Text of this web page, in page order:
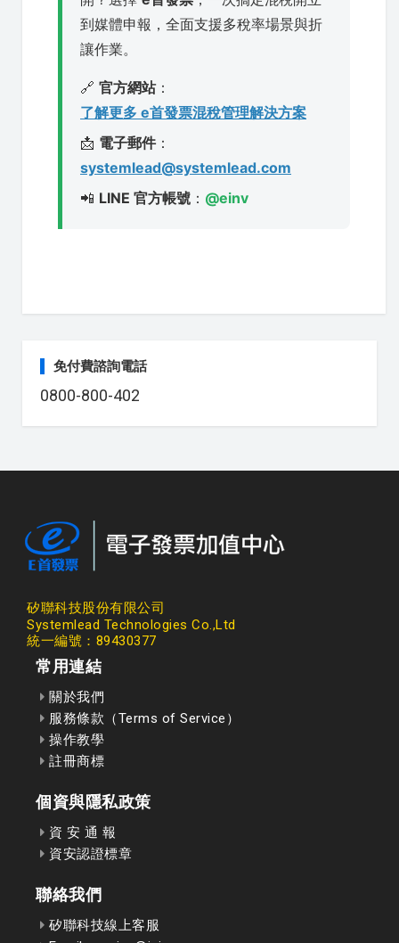
到媒體申報，全面支援多稅率場景與折
讓作業。
🔗 官方網站：
了解更多 e首發票混稅管理解決方案
📩 電子郵件：
systemlead@systemlead.com
📲 LINE 官方帳號 ： @einv
免付費諮詢電話
0800-800-402
矽聯科技股份有限公司
Systemlead Technologies Co.,Ltd
統一編號：89430377
常用連結
關於我們
服務條款（Terms of Service）
操作教學
註冊商標
個資與隱私政策
資 安 通 報
資安認證標章
聯絡我們
矽聯科技線上客服